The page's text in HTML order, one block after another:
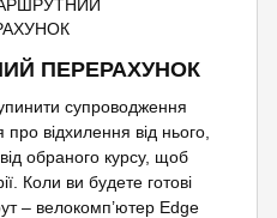
ПЕРЕРАХУНОК
супроводження
відхилення від нього,
обраного курсу, щоб
Коли ви будете готові
– велокомп’ютер Edge